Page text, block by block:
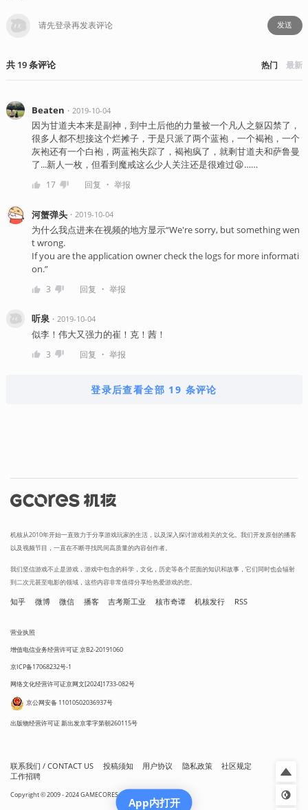
发送
共 19条评论 热门 最新
Beaten ・ 2019-10-04
因为甘道夫本来是副神，到中土后他的力量被一个凡人之躯囚禁了，
很多人都不想接这个烂摊子，于是只派了两个蓝袍，一个褐袍，一个
灰袍还有一个白袍，两蓝袍失踪了，褐袍疯了，就剩甘道夫和萨鲁曼
了...新人一枚，但看到魔戒这么少人关注还是很难过😫……
17 回复 ・ 举报
河蟹弹头・ 2019-10-04
为什么我点进来在视频的地方显示“We're sorry, but something wen
t wrong.
If you are the application owner check the logs for more informati
on.”
3 回复 ・ 举报
听泉 ・ 2019-10-04
似李！伟大又强力的崔！克！茜！
3 回复 ・ 举报
登录后查看全部 19 条评论
机核从2010年开始一直致力于分享游戏玩家的生活，以及深入探讨游戏相关的文化。我们开发原创的播客
以及视频节目，一直在不断寻找民间高质量的内容创作者。
我们坚信游戏不止是游戏，游戏中包含的科学，文化，历史等各个层面的知识和故事，它们同时也会辐射
到二次元甚至电影的领域，这些内容非常值得分享给热爱游戏的您。
知乎 微博 微信 播客 吉考斯工业 核市奇谭 机核发行 RSS
营业执照
增值电信业务经营许可证 京B2-20191060
京ICP备17068232号-1
网络文化经营许可证京网文[2024]1733-082号
京公网安备 11010502036937号
出版物经营许可证 新出发京零字第朝260115号
联系我们 / CONTACT US 投稿须知 用户协议 隐私政策
社区规定
工作招聘
Copyright © 2009 - 2024 GAMECORES. All Rights Reserved
App内打开